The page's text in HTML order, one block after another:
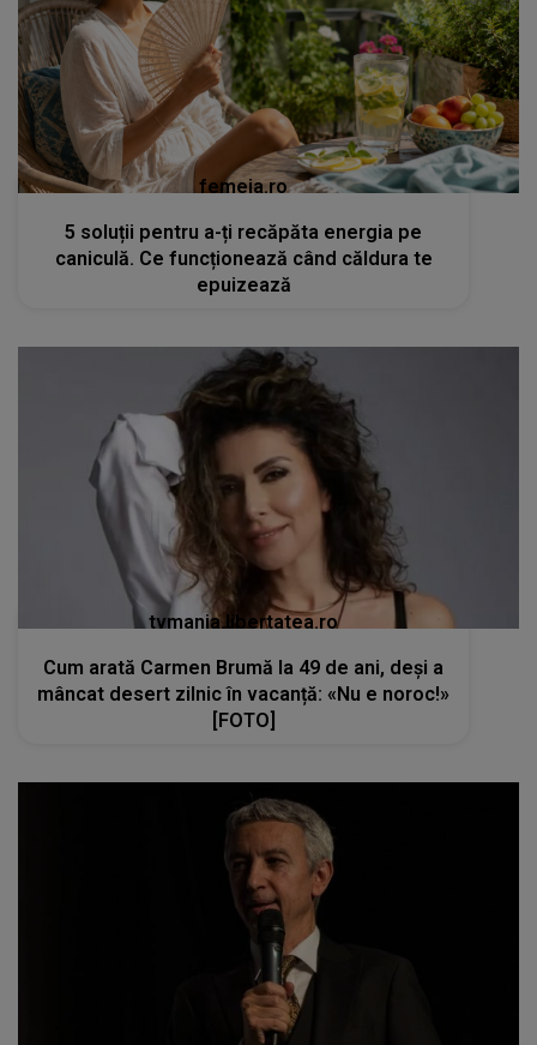
femeia.ro
5 soluții pentru a-ți recăpăta energia pe
caniculă. Ce funcționează când căldura te
epuizează
tvmania.libertatea.ro
Cum arată Carmen Brumă la 49 de ani, deși a
mâncat desert zilnic în vacanță: «Nu e noroc!»
[FOTO]